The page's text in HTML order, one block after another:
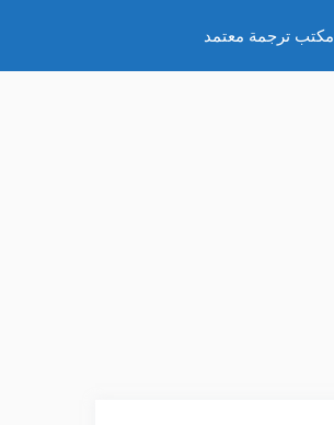
مكتب ترجمة معتمد